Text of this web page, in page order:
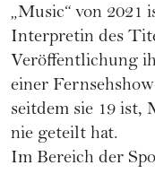
„Music“ von 2021
Interpretin des
Veröffentlichung
einer
seitdem sie 19 ist,
nie geteilt hat.
Im Bereich der